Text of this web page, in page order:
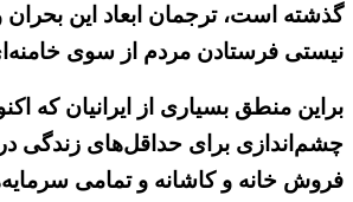
گذشته است، ترجمان ابعاد این
نیستی فرستادن مردم از سوی
براین منطق بسیاری از ایرانیان که
چشم‌اندازی برای حداقل‌های زندگی در
فروش خانه و کاشانه و تمامی